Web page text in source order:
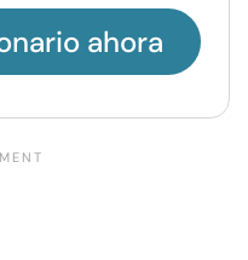
ahora